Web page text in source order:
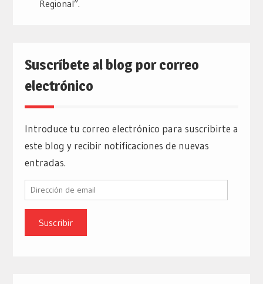
Suscríbete al blog por correo
electrónico
Introduce tu correo electrónico para suscribirte a
este blog y recibir notificaciones de nuevas
entradas.
Dirección
email